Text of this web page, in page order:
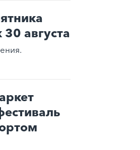
августа